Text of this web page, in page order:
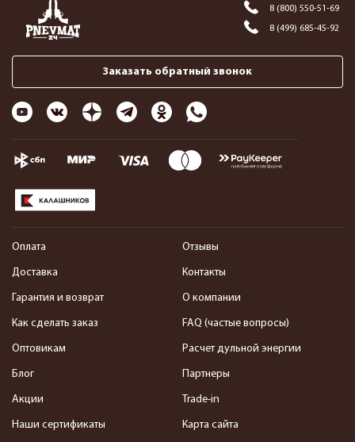
8 (800) 550-51-69
8 (499) 685-45-92
Заказать обратный звонок
Оплата
Доставка
Гарантия и возврат
Как сделать заказ
Оптовикам
Блог
Акции
Наши сертификаты
Отзывы
Контакты
О компании
FAQ (частые вопросы)
Расчет дульной энергии
Партнеры
Trade-in
Карта сайта